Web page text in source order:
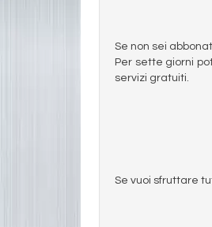
Se non sei
Per sette giorni
servizi gratuiti.
Se vuoi sfruttare